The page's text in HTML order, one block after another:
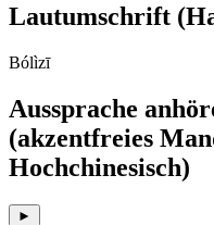
Lautumschrift
Bólìzī
Aussprache
(akzentfreies
Hochchinesisch)
►